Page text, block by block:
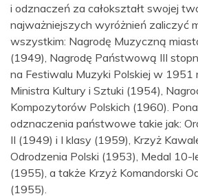
i odznaczeń za całokształt swojej
najważniejszych wyróżnień zaliczyć
wszystkim: Nagrodę Muzyczną
(1949), Nagrodę Państwową III
na Festiwalu Muzyki Polskiej w 1951
Ministra Kultury i Sztuki (1954),
Kompozytorów Polskich (1960).
odznaczenia państwowe takie jak:
II (1949) i I klasy (1959), Krzyż
Odrodzenia Polski (1953), Medal 10-
(1955), a także Krzyż Komandorski
(1955).